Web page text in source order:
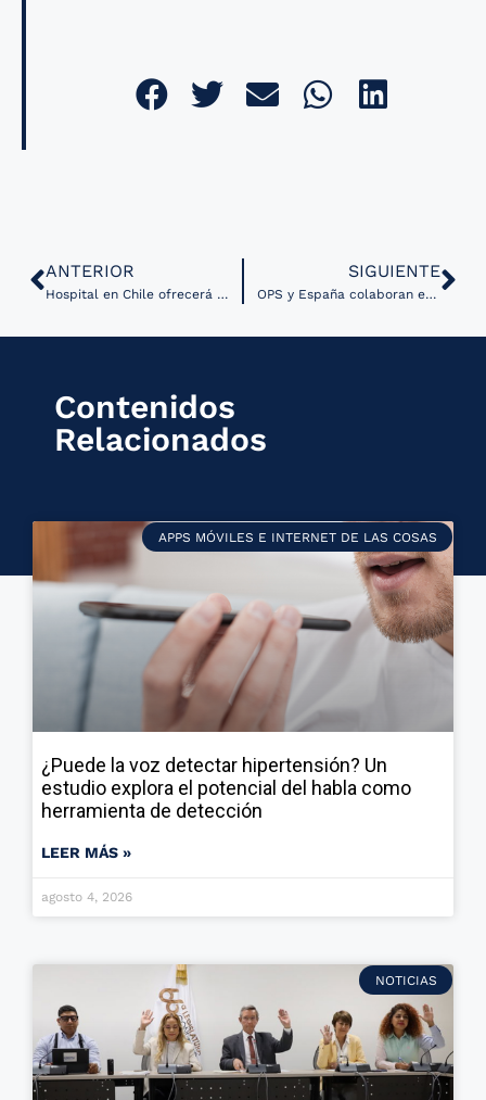
ANTERIOR
Hospital en Chile ofrecerá servicios geriátricos por telemedicina para toda la región de Ñuble
SIGUIENTE
OPS y España colaboran en evaluación de tecnologías en salud
Contenidos
Relacionados
APPS MÓVILES E INTERNET DE LAS COSAS
¿Puede la voz detectar hipertensión? Un
estudio explora el potencial del habla como
herramienta de detección
LEER MÁS »
agosto 4, 2026
NOTICIAS